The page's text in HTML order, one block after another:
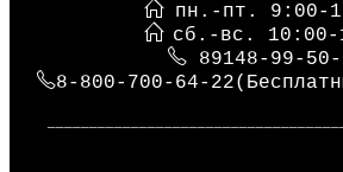
пн.-пт. 9:00-
сб.-вс. 10:00-
89148-99-50-
8-800-700-64-